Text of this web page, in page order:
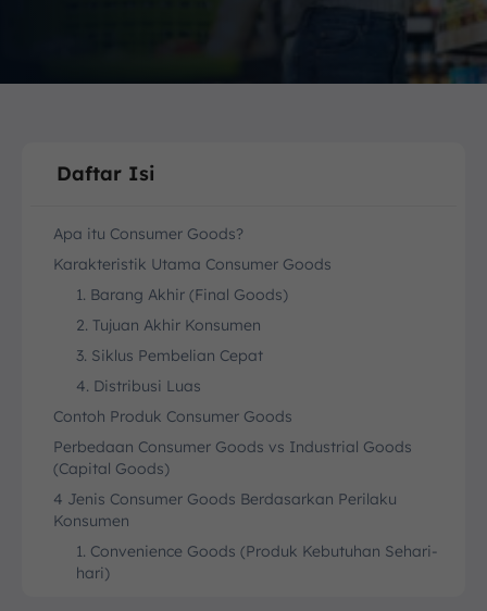
Daftar Isi
Apa itu Consumer Goods?
Karakteristik Utama Consumer Goods
1. Barang Akhir (Final Goods)
2. Tujuan Akhir Konsumen
3. Siklus Pembelian Cepat
4. Distribusi Luas
Contoh Produk Consumer Goods
Perbedaan Consumer Goods vs Industrial Goods
(Capital Goods)
4 Jenis Consumer Goods Berdasarkan Perilaku
Konsumen
1. Convenience Goods (Produk Kebutuhan Sehari-
hari)